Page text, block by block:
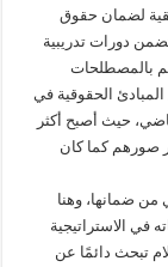
لضمان حقوق
دورات تدريبية
بالمصطلحات
الحقوقية في
حيث أصبح أكثر
صورهم كما كان
ضمانها، وهنا
في الاستراتيجية
تبحث دائمًا عن